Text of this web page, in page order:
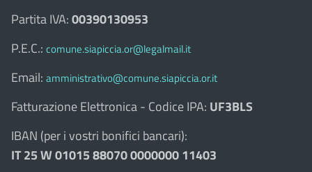
Partita IVA:00390130953
P.E.C.: comune.siapiccia.or@legalmail.it
Email: amministrativo@comune.siapiccia.or.it
Fatturazione Elettronica - Codice IPA: UF3BLS
IBAN (per i vostri bonifici bancari):
IT 25 W 01015 88070 0000000 11403